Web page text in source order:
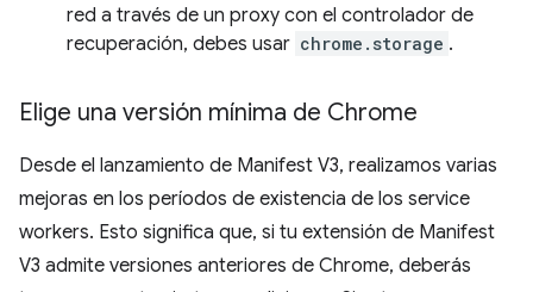
red a través de un proxy con el controlador de
recuperación, debes usar chrome.storage .
Elige una versión mínima de Chrome
Desde el lanzamiento de Manifest V3, realizamos varias
mejoras en los períodos de existencia de los service
workers. Esto significa que, si tu extensión de Manifest
V3 admite versiones anteriores de Chrome, deberás